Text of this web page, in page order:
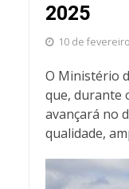
2025
10 de
O Ministério
que, durante
avançará no
qualidade,